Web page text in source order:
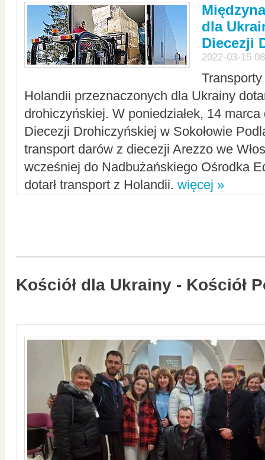
dla
Diecezji
2022-03-15
Holandii przeznaczonych dla Ukrainy
drohiczyńskiej. W poniedziałek, 14
Diecezji Drohiczyńskiej w Sokołowie
transport darów z diecezji Arezzo we
wcześniej do Nadbużańskiego Ośrodka
dotarł transport z Holandii. więcej »
Kościół dla Ukrainy - Kościół